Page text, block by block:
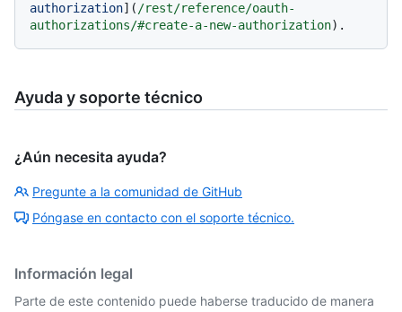
authorization](/rest/reference/oauth-
authorizations/#create-a-new-authorization
Ayuda y soporte técnico
¿Aún necesita ayuda?
Pregunte a la comunidad de GitHub
Póngase en contacto con el soporte técnico.
Información legal
Parte de este contenido puede haberse traducido de manera